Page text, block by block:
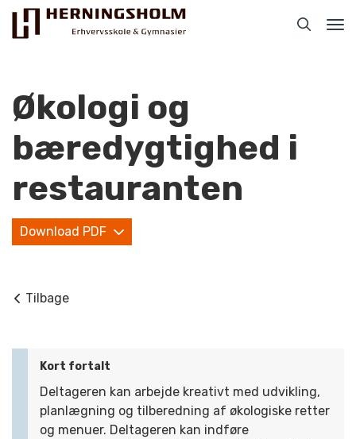
For beskæftigede
Kontakt
Økologi og
bæredygtighed i
restauranten
Download PDF
Tilbage
Kort fortalt
Deltageren kan arbejde kreativt med udvikling,
planlægning og tilberedning af økologiske retter
og menuer. Deltageren kan indføre